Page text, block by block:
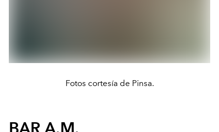
Fotos cortesía de Pinsa.